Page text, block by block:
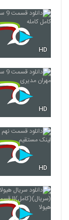
HD
HD
HD